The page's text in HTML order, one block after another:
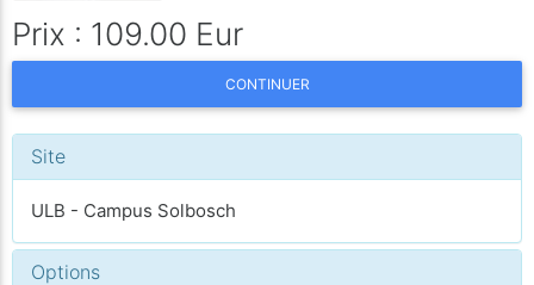
Prix : 109.00 Eur
CONTINUER
Site
ULB - Campus Solbosch
Options